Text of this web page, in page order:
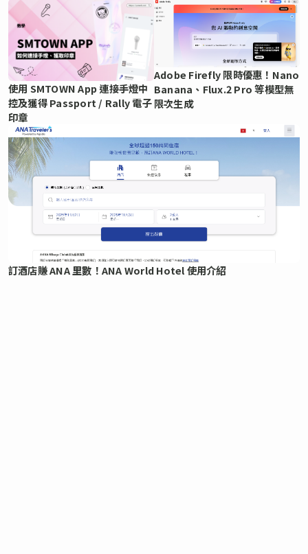
使用 SMTOWN App 連接手燈中
控及獲得 Passport / Rally 電子
印章
Adobe Firefly 限時優惠！Nano
Banana、Flux.2 Pro 等模型無
限次生成
訂酒店賺 ANA 里數！ANA World Hotel 使用介紹